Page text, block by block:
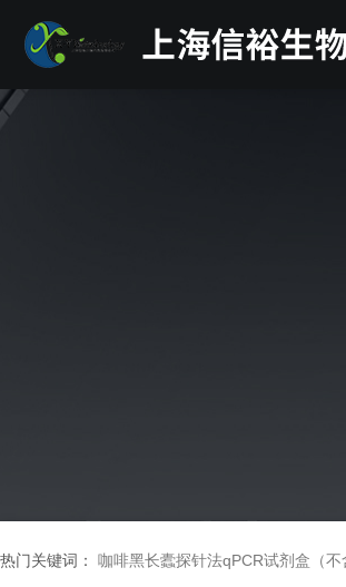
热门关键词： 咖啡黑长蠹探针法qPCR试剂盒（不